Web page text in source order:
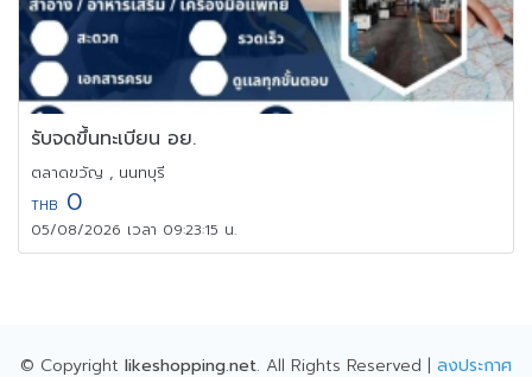
รับจดขึ้นทะเบียน อย.
ตลาดขวัญ , นนทบุรี
THB 0
05/08/2026 เวลา 09:23:15 น.
© Copyright likeshopping.net. All Rights Reserved | ลงประกาศ